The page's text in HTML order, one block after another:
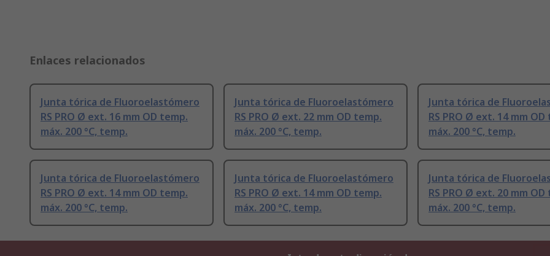
Enlaces relacionados
Junta tórica de Fluoroelastómero
RS PRO Ø ext. 16 mm OD temp.
máx. 200 °C, temp.
Junta tórica de Fluoroelastómero
RS PRO Ø ext. 22 mm OD temp.
máx. 200 °C, temp.
Junta tórica de
RS PRO Ø ext. 14 mm OD
máx. 200 °C, temp.
Junta tórica de Fluoroelastómero
RS PRO Ø ext. 14 mm OD temp.
máx. 200 °C, temp.
Junta tórica de Fluoroelastómero
RS PRO Ø ext. 14 mm OD temp.
máx. 200 °C, temp.
Junta tórica de
RS PRO Ø ext. 20 mm OD
máx. 200 °C, temp.